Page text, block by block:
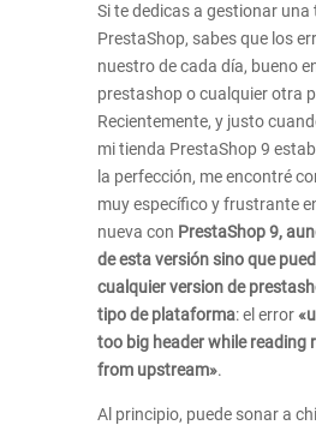
Si te dedicas a gestionar una
PrestaShop, sabes que los
nuestro de cada día, bueno
prestashop o cualquier otra
Recientemente, y justo
mi tienda PrestaShop 9
la perfección, me encontré
muy específico y frustrante
nueva con PrestaShop 9,
de esta versión sino que
cualquier version de
tipo de plataforma: el error
too big header while reading
from upstream».
Al principio, puede sonar a